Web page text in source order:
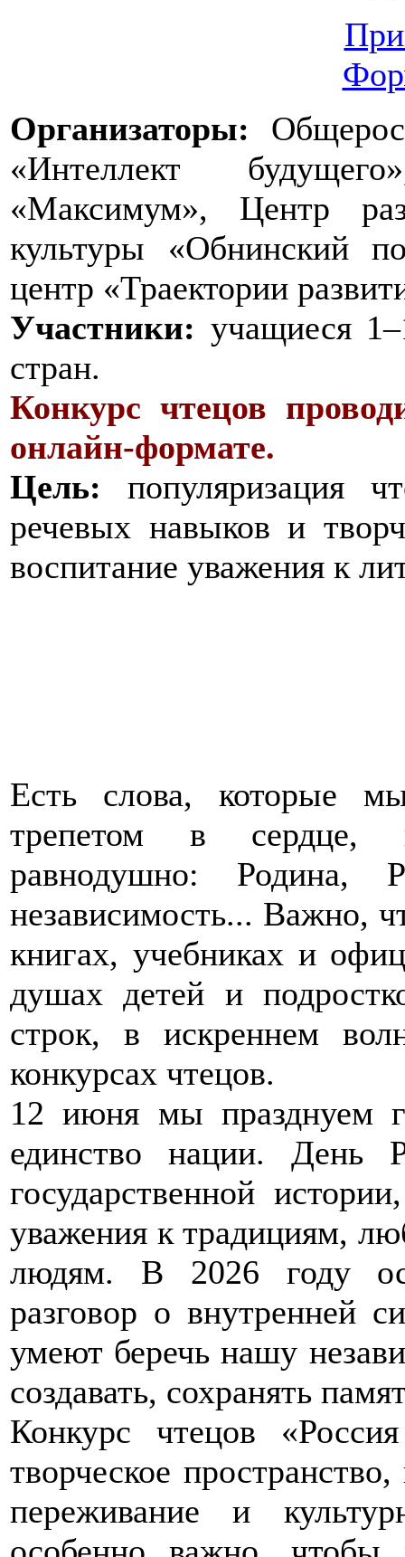
Организаторы:
«Интеллект
«Максимум», Центр
культуры «Обнинский
центр «Траектории
Участники: учащиеся
стран.
Конкурс чтецов
онлайн-формате.
Цель: популяризация
речевых навыков и
воспитание уважения к
Есть слова, которые
трепетом в сердце,
равнодушно: Родина,
независимость... Важно,
книгах, учебниках и
душах детей и
строк, в искреннем
конкурсах чтецов.
12 июня мы празднуем
единство нации. День
государственной
уважения к традициям,
людям. В 2026 году
разговор о внутренней
умеют беречь нашу
создавать, сохранять
Конкурс чтецов
творческое
переживание и